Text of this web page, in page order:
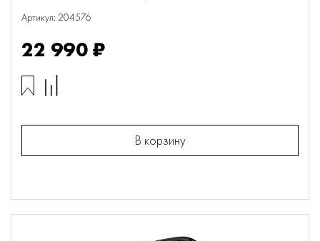
Артикул: 204576
22 990 ₽
В корзину